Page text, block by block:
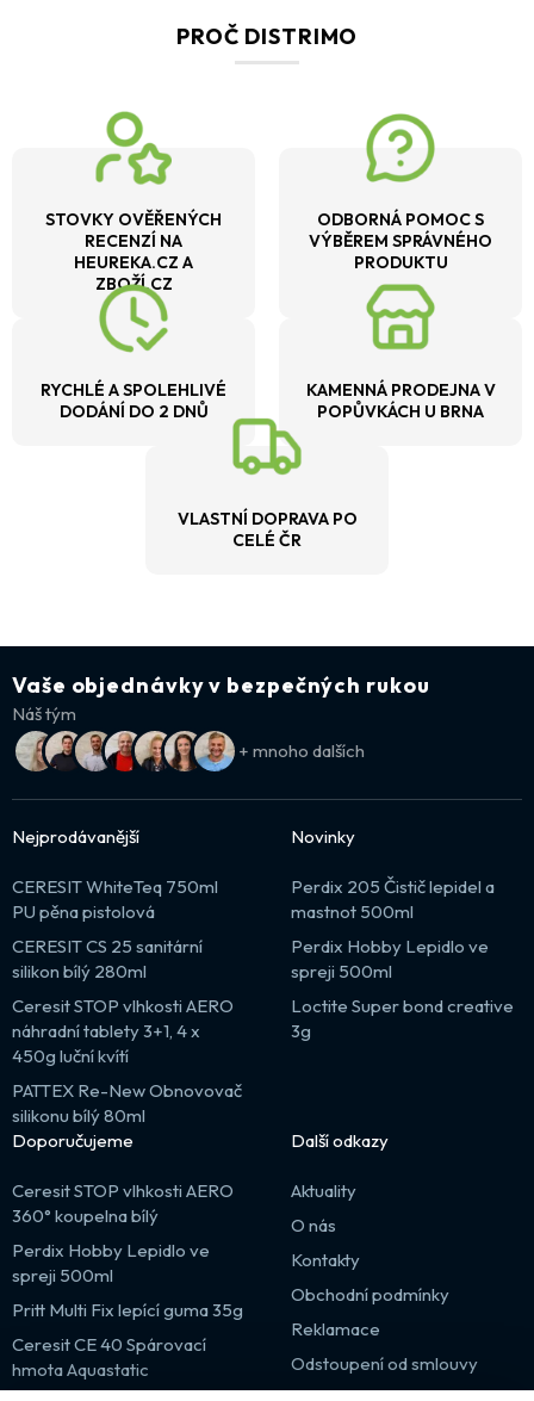
PROČ DISTRIMO
STOVKY OVĚŘENÝCH
RECENZÍ NA
HEUREKA.CZ A
ZBOŽÍ.CZ
ODBORNÁ POMOC S
VÝBĚREM SPRÁVNÉHO
PRODUKTU
RYCHLÉ A SPOLEHLIVÉ
DODÁNÍ DO 2 DNŮ
KAMENNÁ PRODEJNA V
POPŮVKÁCH U BRNA
VLASTNÍ DOPRAVA PO
CELÉ ČR
Vaše objednávky v bezpečných rukou
Náš tým
+ mnoho dalších
Nejprodávanější
CERESIT WhiteTeq 750ml
PU pěna pistolová
CERESIT CS 25 sanitární
silikon bílý 280ml
Ceresit STOP vlhkosti AERO
náhradní tablety 3+1, 4 x
450g luční kvítí
PATTEX Re-New Obnovovač
silikonu bílý 80ml
Novinky
Perdix 205 Čistič lepidel a
mastnot 500ml
Perdix Hobby Lepidlo ve
spreji 500ml
Loctite Super bond creative
3g
Doporučujeme
Ceresit STOP vlhkosti AERO
360° koupelna bílý
Perdix Hobby Lepidlo ve
spreji 500ml
Pritt Multi Fix lepící guma 35g
Ceresit CE 40 Spárovací
hmota Aquastatic
Další odkazy
Aktuality
O nás
Kontakty
Obchodní podmínky
Reklamace
Odstoupení od smlouvy